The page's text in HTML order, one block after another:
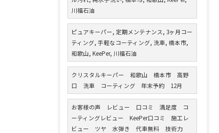
川福石油
ピュアキーパー, 定期メンテナンス, 3ヶ月コー
ティング, 手軽なコーティング, 洗車, 橋本市,
和歌山, KeePer, 川福石油
クリスタルキーパー 和歌山 橋本市 高野
口 洗車 コーティング 年末予約 12月
お客様の声 レビュー 口コミ 満足度 コ
ーティングレビュー KeePer口コミ 施工レ
ビュー ツヤ 水弾き 代車無料 技術力